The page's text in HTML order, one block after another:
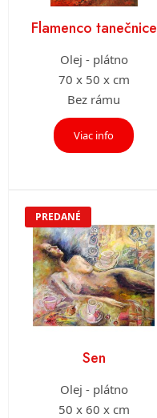
Flamenco tanečnice
Olej - plátno
70 x 50 x cm
Bez rámu
Viac info
PREDANÉ
Sen
Olej - plátno
50 x 60 x cm